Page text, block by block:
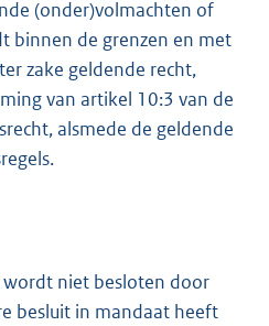
(onder)volmachten of
binnen de grenzen en met
zake geldende recht,
van artikel 10:3 van de
alsmede de geldende
wordt niet besloten door
besluit in mandaat heeft